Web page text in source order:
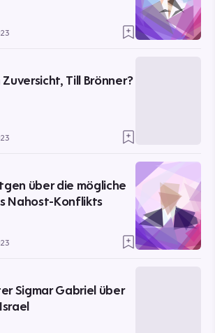
Till Brönner?
über die mögliche
Nahost-Konflikts
Sigmar Gabriel über